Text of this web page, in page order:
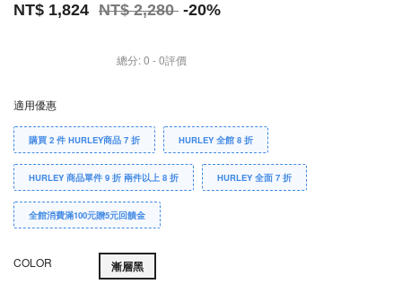
NT$ 1,824 NT$ 2,280 -20%
總分:0 -0評價
適用優惠
購買 2 件 HURLEY商品 7 折 HURLEY 全館 8 折
HURLEY 商品單件 9 折 兩件以上 8 折 HURLEY 全面 7 折
全館消費滿100元贈5元回饋金
COLOR 漸層黑